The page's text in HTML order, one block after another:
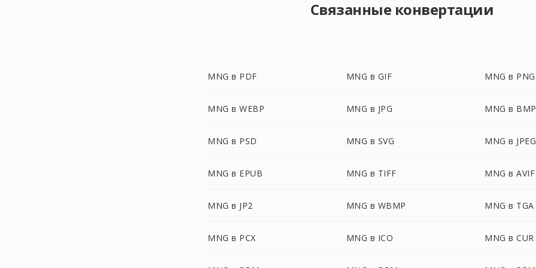
Связанные конвертации
MNG в PDF MNG в GIF MNG в PNG
MNG в WEBP MNG в JPG MNG в BMP
MNG в PSD MNG в SVG MNG в JPEG
MNG в EPUB MNG в TIFF MNG в AVIF
MNG в JP2 MNG в WBMP MNG в TGA
MNG в PCX MNG в ICO MNG в CUR